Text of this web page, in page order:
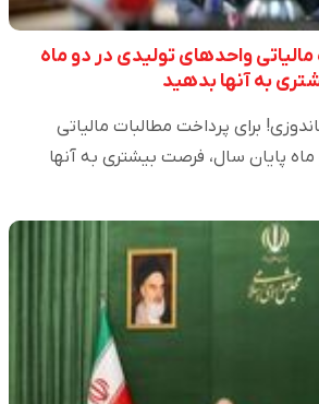
مالیاتی واحدهای تولیدی در دو ماه
به آنها بدهید
برای پرداخت مطالبات مالیاتی
پایان سال، فرصت بیشتری به آنها